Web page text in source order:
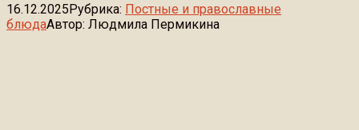
16.12.2025Рубрика: Постные и православные
блюдаАвтор: Людмила Пермикина